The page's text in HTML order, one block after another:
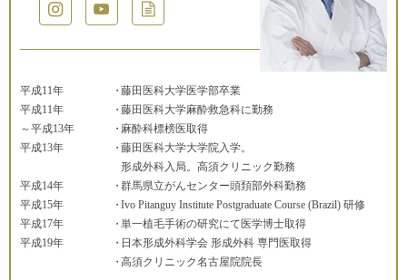
平成11年
藤田医科大学医学部卒業
平成11年
～平成13年
藤田医科大学麻酔救急科に勤務
麻酔科標榜医取得
平成13年
藤田医科大学大学院入学。
形成外科入局。高須クリニック勤務
平成14年
群馬県立がんセンター頭頚部外科勤務
平成15年
Ivo Pitanguy Institute Postgraduate Course (Brazil) 研修
平成17年
単一植毛手術の研究にて医学博士取得
平成19年
日本形成外科学会 形成外科 専門医取得
高須クリニック名古屋院院長